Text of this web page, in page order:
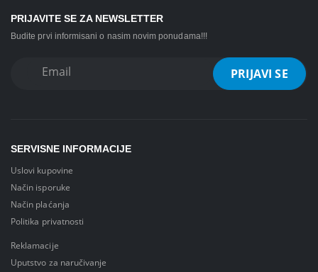
PRIJAVITE SE ZA NEWSLETTER
Budite prvi informisani o nasim novim ponudama!!!
SERVISNE INFORMACIJE
Uslovi kupovine
Način isporuke
Način plaćanja
Politika privatnosti
Reklamacije
Uputstvo za naručivanje